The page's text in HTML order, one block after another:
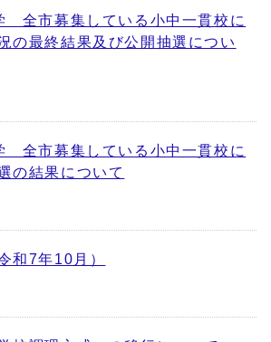
全市募集している小中一貫校に
の最終結果及び公開抽選につい
全市募集している小中一貫校に
の結果について
和7年10月）